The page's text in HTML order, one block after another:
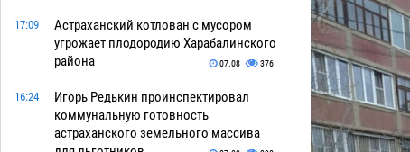
17:09
Астраханский котлован с мусором
угрожает плодородию Харабалинского
района
07.08 376
16:24
Игорь Редькин проинспектировал
коммунальную готовность
астраханского земельного массива